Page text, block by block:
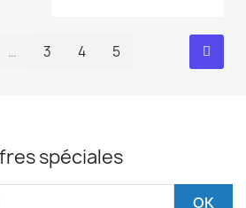
… 3 4 5
spéciales